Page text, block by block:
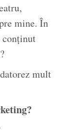
mine. În
conținut
mult